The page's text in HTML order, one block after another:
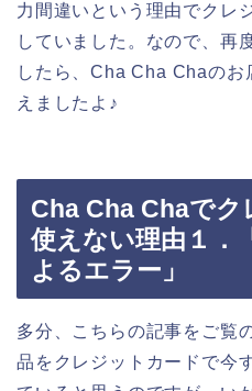
力間違いという理由でクレ
していました。なので、再
したら、Cha Cha Chaのお
えましたよ♪
Cha Cha Chaで
使えない理由１．
よるエラー」
多分、こちらの記事をご覧
品をクレジットカードで今